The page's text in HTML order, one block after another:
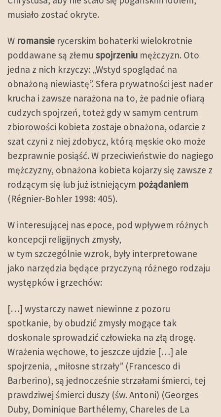
musiało zostać okryte.
W romansie rycerskim bohaterki wielokrotnie
poddawane są złemu spojrzeniu mężczyzn. Oto
jedna z nich krzyczy: „Wstyd spoglądać na
obnażoną niewiastę”. Sfera prywatności jest nader
krucha i zawsze narażona na to, że padnie ofiarą
cudzych spojrzeń, toteż gdy w samym centrum
zbiorowości kobieta zostaje obnażona, odarcie z
szat czyni z niej zdobycz, którą męskie oko może
bezprawnie posiąść. W przeciwieństwie do nagiego
mężczyzny, obnażona kobieta kojarzy się zawsze z
rodzącym się lub już istniejącym pożądaniem
(Régnier-Bohler 1998: 405).
W interesującej nas epoce, pod wpływem różnych
koncepcji religijnych zmysły,
w tym szczególnie wzrok, były interpretowane
jako narzędzia będące przyczyną różnego rodzaju
występków i grzechów:
[…] wystarczy nawet niewinne z pozoru
spotkanie, by obudzić zmysły mogące tak
doskonale sprowadzić człowieka na złą drogę.
Wrażenia węchowe, to jeszcze ujdzie […] ale
spojrzenia, „miłosne strzały” (Francesco di
Barberino), są jednocześnie strzałami śmierci, tej
prawdziwej śmierci duszy (św. Antoni) (Georges
Duby, Dominique Barthélemy, Chareles de La